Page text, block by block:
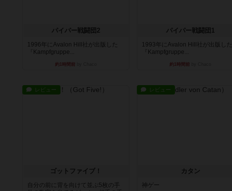
パイパー戦闘団2
1996年にAvalon Hill社が出版した
『Kampfgruppe...
約1時間前
パイパー戦闘団1
1993年にAvalon Hill社が出版した
『Kampfgruppe...
約1時間前
レビュー
ゴットファイブ！
自分の前に背を向けて並ぶ5枚の手
レビュー
カタン
神ゲー